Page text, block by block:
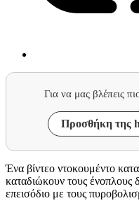
Για να μας βλέπεις
Προσθήκη της
Ένα βίντεο ντοκουμέντο
καταδιώκουν τους ένοπλους
επεισόδιο με τους